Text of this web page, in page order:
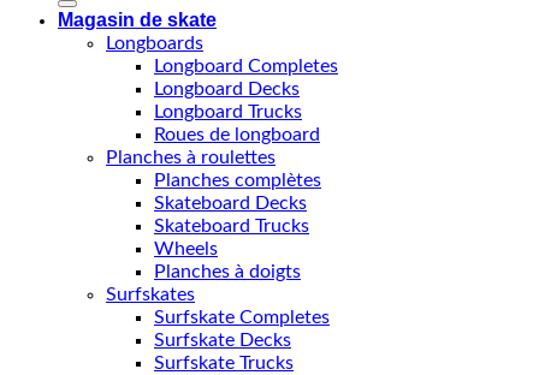
Magasin de skate
Longboards
Longboard Completes
Longboard Decks
Longboard Trucks
Roues de longboard
Planches à roulettes
Planches complètes
Skateboard Decks
Skateboard Trucks
Wheels
Planches à doigts
Surfskates
Surfskate Completes
Surfskate Decks
Surfskate Trucks